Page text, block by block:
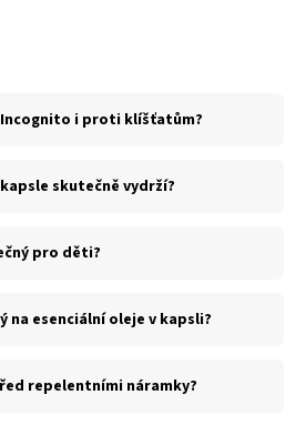
Incognito i proti klíšťatům?
skutečně vydrží?
pro děti?
na esenciální oleje v kapsli?
repelentními náramky?